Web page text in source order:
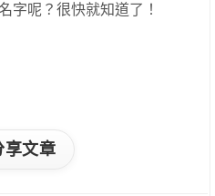
字呢？很快就知道了！
享文章